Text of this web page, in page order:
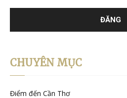
CHUYÊN MỤC
Điểm đến Cần Thơ